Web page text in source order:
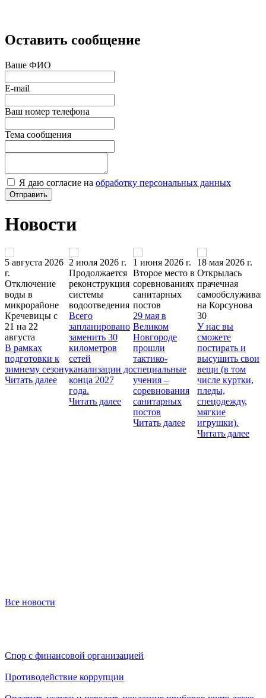
Оставить сообщение
Ваше ФИО
E-mail
Ваш номер телефона
Тема сообщения
Я даю согласие на обработку персональных данных
Отправить
Новости
5 августа 2026
г.
Отключение
воды в
микрорайоне
Кречевицы с
21 на 22
августа
В рамках
подготовки к
зимнему сезону
Читать далее
2 июля 2026 г.
Продолжается
реконструкция
системы
водоотведения
Всего
запланировано
заменить 30
километров
сетей
канализации до
конца 2027
года.
Читать далее
1 июня 2026 г.
Второе место в
соревнованиях
санитарных
постов
29 мая в
Великом
Новгороде
прошли
тактико-
специальные
учения –
соревнования
санитарных
постов
Читать далее
18 мая 2026 г.
Открылась
прачечная
на Корсунова
30
У нас вы
сможете
постирать и
высушить свои
вещи (в том
числе куртки,
пледы,
спецодежду,
мягкие
игрушки).
Читать далее
Все новости
Спор с финансовой организацией
Противодействие коррупции